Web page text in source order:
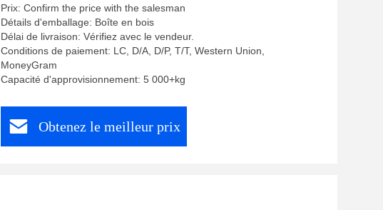
Prix: Confirm the price with the salesman
Détails d'emballage: Boîte en bois
Délai de livraison: Vérifiez avec le vendeur.
Conditions de paiement: LC, D/A, D/P, T/T, Western Union,
MoneyGram
Capacité d'approvisionnement: 5 000+kg
Obtenez le meilleur prix